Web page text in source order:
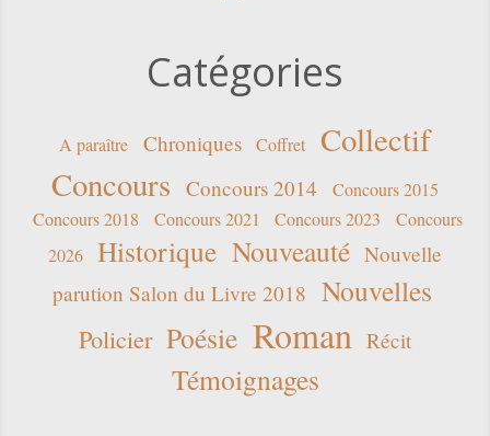
Catégories
A paraître Chroniques Coffret
Collectif
Concours Concours 2014
Concours 2015
Concours 2018
Concours 2021 Concours 2023
Concours
2026
Historique Nouveauté Nouvelle
parution Salon du Livre 2018 Nouvelles
Policier Poésie Roman Récit
Témoignages